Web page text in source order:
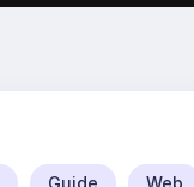
Guide Web